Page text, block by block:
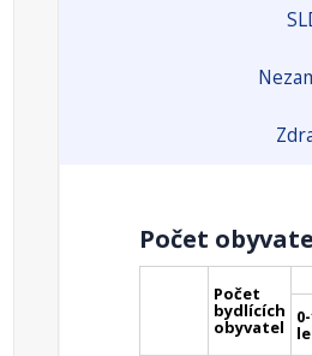
Počet
Počet
bydlících
obyvatel